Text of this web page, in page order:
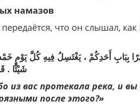
намазов
что он слышал,
بِبَابِ أَحَدِكُمْ ، يَغْتَسِلُ فِيهِ كُلَّ يَوْمٍ
شَيْئًا .
из вас протекала река, и вы
после этого?»